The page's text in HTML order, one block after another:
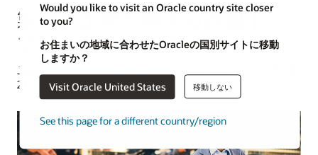
Would you like to visit an Oracle country site closer
to you?
お住まいの地域に合わせたOracleの国別サイトに移動
しますか？
Visit Oracle United States 移動しない
See this page for a different country/region
製造業企業が抱える課題トッ
プ10とその解決策
Joseph Tsidulko |コンテンツ・ストラテジスト| 2023年8月
21日